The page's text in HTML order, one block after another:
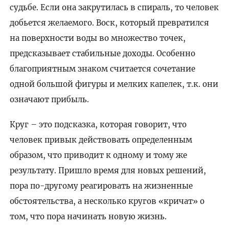
судьбе. Если она закрутилась в спираль, то человек
добьется желаемого. Воск, который превратился
на поверхности воды во множество точек,
предсказывает стабильные доходы. Особенно
благоприятным знаком считается сочетание
одной большой фигуры и мелких капелек, т.к. они
означают прибыль.
Круг – это подсказка, которая говорит, что
человек привык действовать определенным
образом, что приводит к одному и тому же
результату. Пришло время для новых решений,
пора по-другому реагировать на жизненные
обстоятельства, а несколько кругов «кричат» о
том, что пора начинать новую жизнь.